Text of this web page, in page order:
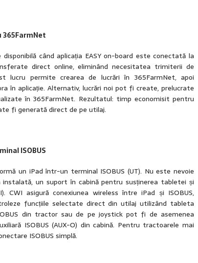
când aplicația EASY on-board este conectată la
direct online, eliminând necesitatea trimiterii de
lucru permite crearea de lucrări în 365FarmNet, apoi
în aplicație. Alternativ, lucrări noi pot fi create, prelucrate
în 365FarmNet. Rezultatul: timp economisit pentru
fi generată direct de pe utilaj.
ISOBUS
un iPad într-un terminal ISOBUS (UT). Nu este nevoie
un suport în cabină pentru susținerea tabletei și
CWI asigură conexiunea wireless între iPad și ISOBUS,
funcțiile selectate direct din utilaj utilizând tableta
din tractor sau de pe joystick pot fi de asemenea
ISOBUS (AUX-O) din cabină. Pentru tractoarele mai
ISOBUS simplă.